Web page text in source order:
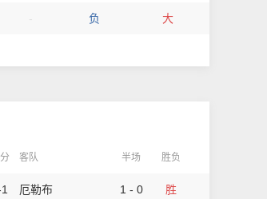
负 大
客队 半场 胜负
厄勒布 1 - 0 胜